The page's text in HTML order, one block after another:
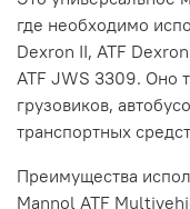
где необходимо
Dexron II, ATF
ATF JWS 3309. Оно
грузовиков,
транспортных
Преимущества
Mannol ATF